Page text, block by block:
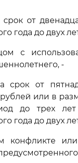
от
года до двух
с
-
срок от
или в
до трех
года до двух
конфликте